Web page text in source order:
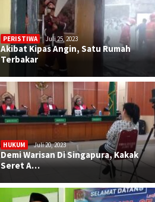
PERISTIWA Juli 25, 2023
Akibat Kipas Angin, Satu Rumah
Terbakar
HUKUM Juli 20, 2023
Demi Warisan Di Singapura, Kakak
Seret A…